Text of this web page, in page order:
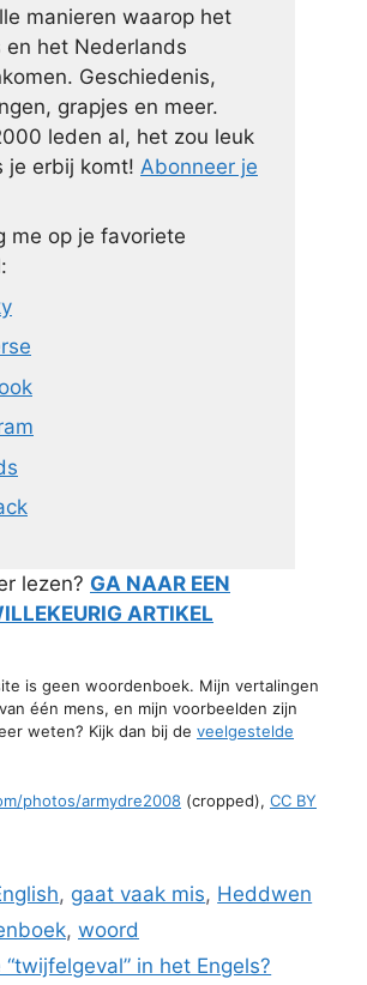
manieren waarop het
en het Nederlands
Geschiedenis,
grapjes en meer.
leden al, het zou leuk
je erbij komt! Abonneer je
me op je favoriete
lezen? GA NAAR EEN
ARTIKEL
is geen woordenboek. Mijn vertalingen
één mens, en mijn voorbeelden zijn
weten? Kijk dan bij de veelgestelde
photos/armydre2008 (cropped), CC BY
, gaat vaak mis, Heddwen
, woord
in het Engels?